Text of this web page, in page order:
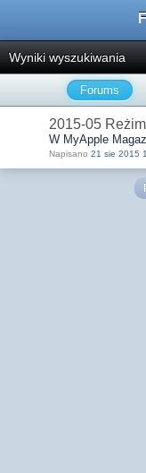
Wyniki wyszukiwania
Forums
2015-05
W MyApple
Napisano 21 sie 2015